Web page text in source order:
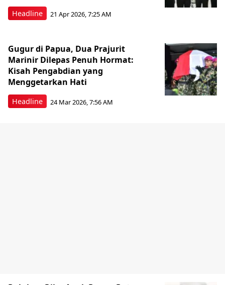
Headline 21 Apr 2026, 7:25 AM
Headline
Gugur di Papua, Dua Prajurit
Marinir Dilepas Penuh Hormat:
Kisah Pengabdian yang
Menggetarkan Hati
24 Mar 2026, 7:56 AM